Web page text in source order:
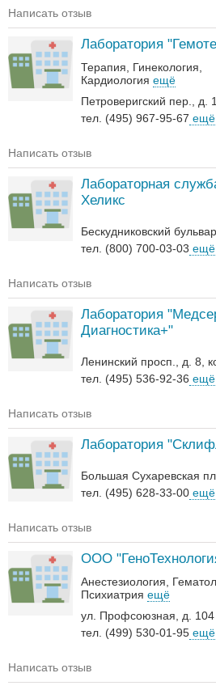
Написать отзыв
Лаборатория
Терапия
Гинекология
Кардиология ещё
Петроверигский пер., д.
тел. (495) 967-95-67 ещё
Написать отзыв
Лабораторная
Хеликс
Бескудниковский
тел. (800) 700-03-03 ещё
Написать отзыв
Лаборатория
Диагностика+"
Ленинский просп., д. 8,
тел. (495) 536-92-36 ещё
Написать отзыв
Лаборатория
Большая Сухаревская
тел. (495) 628-33-00 ещё
Написать отзыв
ООО
Анестезиология
Психиатрия ещё
ул. Профсоюзная, д. 104
тел. (499) 530-01-95 ещё
Написать отзыв